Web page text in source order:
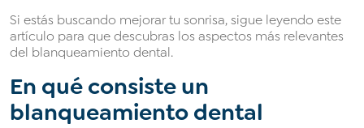
Si estás buscando mejorar tu sonrisa, sigue leyendo este
artículo para que descubras los aspectos más relevantes
del blanqueamiento dental.
En qué consiste un
blanqueamiento dental